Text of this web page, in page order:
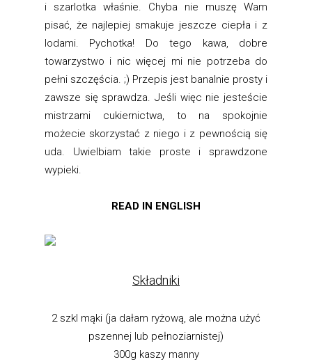
i szarlotka właśnie. Chyba nie muszę Wam
pisać, że najlepiej smakuje jeszcze ciepła i z
lodami. Pychotka! Do tego kawa, dobre
towarzystwo i nic więcej mi nie potrzeba do
pełni szczęścia. ;) Przepis jest banalnie prosty i
zawsze się sprawdza. Jeśli więc nie jesteście
mistrzami cukiernictwa, to na spokojnie
możecie skorzystać z niego i z pewnością się
uda. Uwielbiam takie proste i sprawdzone
wypieki.
READ IN ENGLISH
Składniki
2 szkl mąki (ja dałam ryżową, ale można użyć
pszennej lub pełnoziarnistej)
300g kaszy manny